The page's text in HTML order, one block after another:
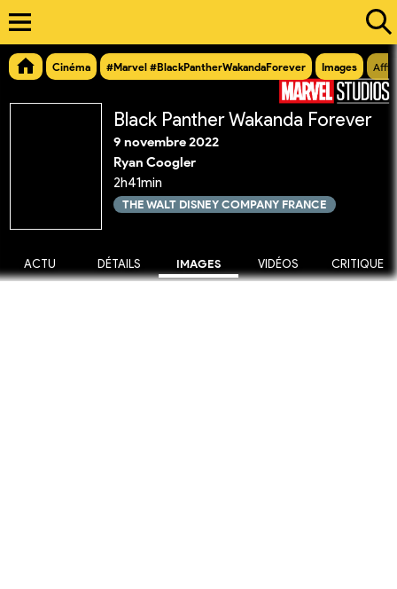
Cinéma #Marvel #BlackPantherWakandaForever Images
Black Panther Wakanda Forever
9 novembre 2022
Ryan Coogler
2h41min
THE WALT DISNEY COMPANY FRANCE
ACTU DÉTAILS IMAGES VIDÉOS CRITIQUE